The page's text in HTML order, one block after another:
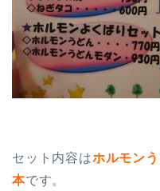
セット内容はホルモン
本です。